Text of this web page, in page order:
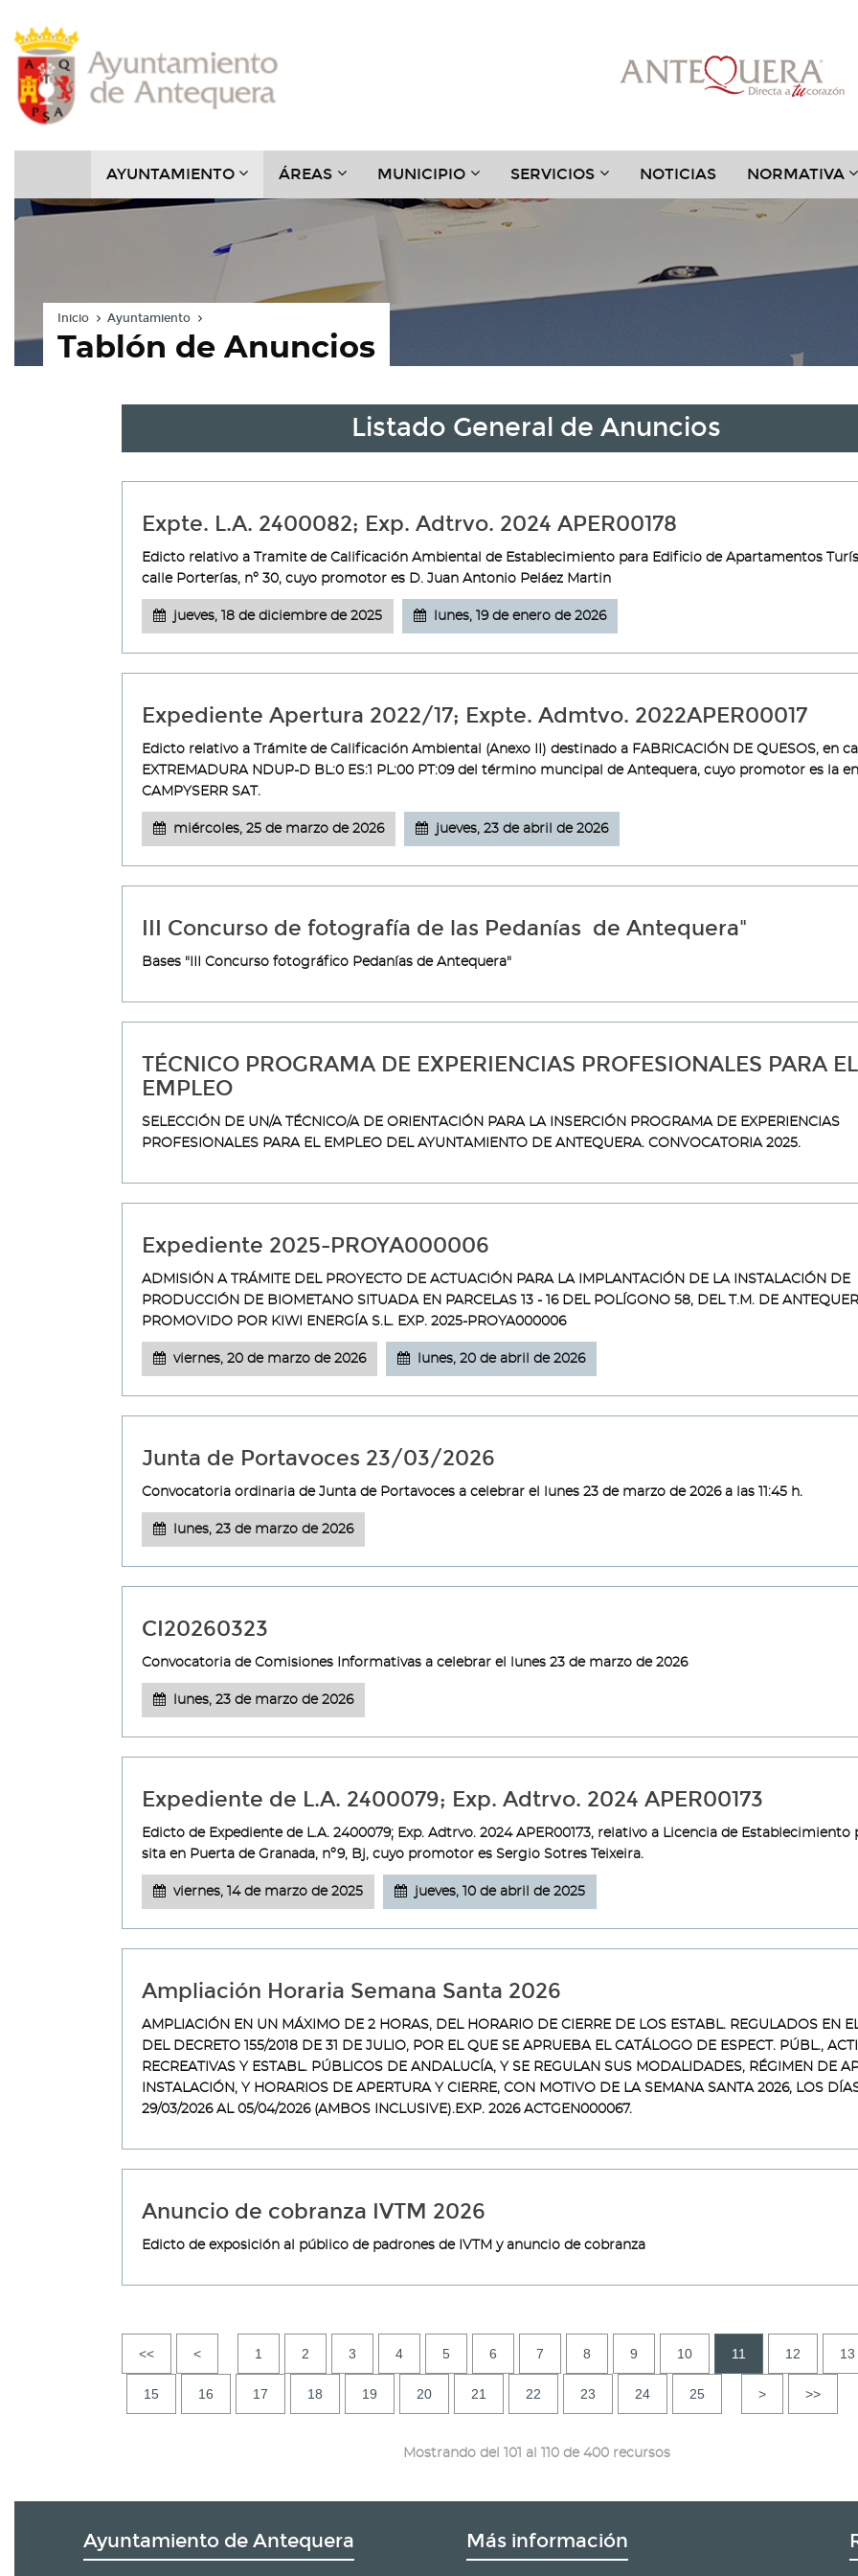
Cabecera
Pie
Menú
AYUNTAMIENTO???
ÁREAS???
MUNICIPIO???
SERVICIOS???
NOTICIAS NORMATIVA
Inicio Ayuntamiento
Tablón de Anuncios
Listado General de Anuncios
Expte. L.A. 2400082; Exp. Adtrvo. 2024 APER00178
Edicto relativo a Tramite de Calificación Ambiental de Establecimiento para Edificio de Apartamentos
calle Porterías, nº 30, cuyo promotor es D. Juan Antonio Peláez Martin
jueves, 18 de diciembre de 2025 lunes, 19 de enero de 2026
Expediente Apertura 2022/17; Expte. Admtvo. 2022APER00017
Edicto relativo a Trámite de Calificación Ambiental (Anexo II) destinado a FABRICACIÓN DE QUESOS, en
EXTREMADURA NDUP-D BL:0 ES:1 PL:00 PT:09 del término muncipal de Antequera, cuyo promotor es la
CAMPYSERR SAT.
miércoles, 25 de marzo de 2026 jueves, 23 de abril de 2026
III Concurso de fotografía de las Pedanías de Antequera"
Bases "III Concurso fotográfico Pedanías de Antequera"
TÉCNICO PROGRAMA DE EXPERIENCIAS PROFESIONALES PARA EL
EMPLEO
SELECCIÓN DE UN/A TÉCNICO/A DE ORIENTACIÓN PARA LA INSERCIÓN PROGRAMA DE EXPERIENCIAS
PROFESIONALES PARA EL EMPLEO DEL AYUNTAMIENTO DE ANTEQUERA. CONVOCATORIA 2025.
Expediente 2025-PROYA000006
ADMISIÓN A TRÁMITE DEL PROYECTO DE ACTUACIÓN PARA LA IMPLANTACIÓN DE LA INSTALACIÓN DE
PRODUCCIÓN DE BIOMETANO SITUADA EN PARCELAS 13 - 16 DEL POLÍGONO 58, DEL T.M. DE
PROMOVIDO POR KIWI ENERGÍA S.L. EXP. 2025-PROYA000006
viernes, 20 de marzo de 2026 lunes, 20 de abril de 2026
Junta de Portavoces 23/03/2026
Convocatoria ordinaria de Junta de Portavoces a celebrar el lunes 23 de marzo de 2026 a las 11:45 h.
lunes, 23 de marzo de 2026
CI20260323
Convocatoria de Comisiones Informativas a celebrar el lunes 23 de marzo de 2026
lunes, 23 de marzo de 2026
Expediente de L.A. 2400079; Exp. Adtrvo. 2024 APER00173
Edicto de Expediente de L.A. 2400079; Exp. Adtrvo. 2024 APER00173, relativo a Licencia de Establecimiento
sita en Puerta de Granada, nº9, Bj, cuyo promotor es Sergio Sotres Teixeira.
viernes, 14 de marzo de 2025 jueves, 10 de abril de 2025
Ampliación Horaria Semana Santa 2026
AMPLIACIÓN EN UN MÁXIMO DE 2 HORAS, DEL HORARIO DE CIERRE DE LOS ESTABL. REGULADOS EN EL
DEL DECRETO 155/2018 DE 31 DE JULIO, POR EL QUE SE APRUEBA EL CATÁLOGO DE ESPECT. PÚBL.,
RECREATIVAS Y ESTABL. PÚBLICOS DE ANDALUCÍA, Y SE REGULAN SUS MODALIDADES, RÉGIMEN DE
INSTALACIÓN, Y HORARIOS DE APERTURA Y CIERRE, CON MOTIVO DE LA SEMANA SANTA 2026, LOS
29/03/2026 AL 05/04/2026 (AMBOS INCLUSIVE).EXP. 2026 ACTGEN000067.
Anuncio de cobranza IVTM 2026
Edicto de exposición al público de padrones de IVTM y anuncio de cobranza
<< < 1 2 3 4 5 6 7 8 9 10 11 12 13
15 16 17 18 19 20 21 22 23 24 25 > >>
Mostrando del 101 al 110 de 400 recursos
Ayuntamiento de Antequera Más información